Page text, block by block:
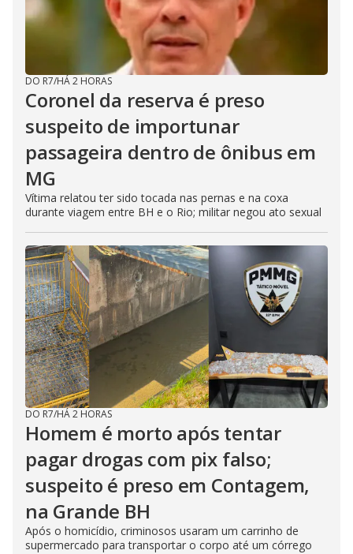
DO R7/HÁ 2 HORAS
Coronel da reserva é preso
suspeito de importunar
passageira dentro de ônibus em
MG
Vítima relatou ter sido tocada nas pernas e na coxa
durante viagem entre BH e o Rio; militar negou ato sexual
DO R7/HÁ 2 HORAS
Homem é morto após tentar
pagar drogas com pix falso;
suspeito é preso em Contagem,
na Grande BH
Após o homicídio, criminosos usaram um carrinho de
supermercado para transportar o corpo até um córrego